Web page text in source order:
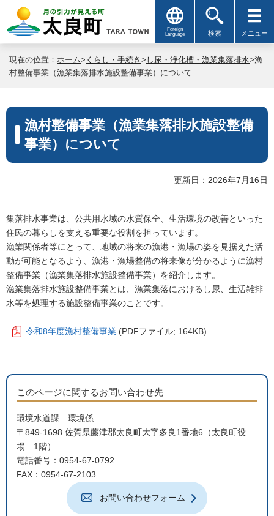
Foreign
Language
検索 メニュー
現在の位置： ホーム> くらし・手続き > し尿・浄化槽・漁業集落排水>漁
村整備事業（漁業集落排水施設整備事業）について
漁村整備事業（漁業集落排水施設整備
事業）について
更新日：2026年7月16日
集落排水事業は、公共用水域の水質保全、生活環境の改善といった
住民の暮らしを支える重要な役割を担っています。
漁業関係者等にとって、地域の将来の漁港・漁場の姿を見据えた活
動が可能となるよう、漁港・漁場整備の将来像が分かるように漁村
整備事業（漁業集落排水施設整備事業）を紹介します。
漁業集落排水施設整備事業とは、漁業集落におけるし尿、生活雑排
水等を処理する施設整備事業のことです。
令和8年度漁村整備事業 (PDFファイル; 164KB)
このページに関するお問い合わせ先
環境水道課 環境係
〒849-1698 佐賀県藤津郡太良町大字多良1番地6（太良町役
場 1階）
電話番号：0954-67-0792
FAX：0954-67-2103
お問い合わせフォーム